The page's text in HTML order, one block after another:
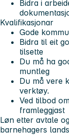
Bidra i
Kvalifikasjonar
Gode
Bidra til eit
tilsette
Du må ha
muntleg
Du må vere
verktøy.
Ved tilbod
framleggjast
Løn etter avtale
barnehagers